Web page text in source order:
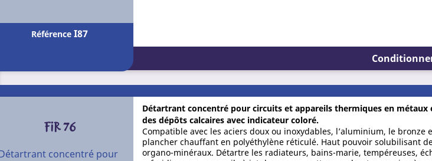
Référence I87
Détartrant concentré pour circuits et appareils thermiques en métaux
des dépôts calcaires avec indicateur coloré.
Compatible avec les aciers doux ou inoxydables, l’aluminium, le
plancher chauffant en polyéthylène réticulé. Haut pouvoir solubilisant
organo-minéraux. Détartre les radiateurs, bains-marie, tempéreuses,
FIR 76
concentré pour